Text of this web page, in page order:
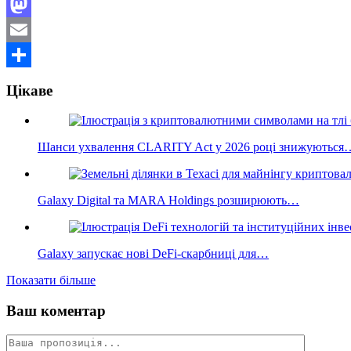
Facebook
Mastodon
Email
Цікаве
Шанси ухвалення CLARITY Act у 2026 році
Galaxy Digital та MARA Holdings розширюють…
Galaxy запускає нові DeFi-скарбниці для…
Показати більше
Ваш коментар